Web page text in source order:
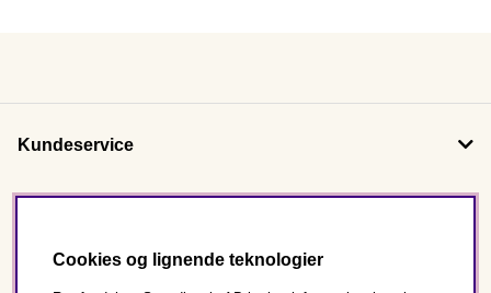
Kundeservice
Cookies og lignende teknologier